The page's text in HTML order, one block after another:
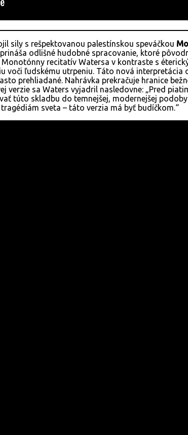
sily s rešpektovanou palestínskou speváčkou
odlišné hudobné spracovanie, ktoré
recitatív Watersa v kontraste s
voči ľudskému utrpeniu. Táto nová
prehliadané. Nahrávka prekračuje hranice
verzie sa Waters vyjadril nasledovne: „Pred
túto skladbu do temnejšej, modernejšej
sveta – táto verzia má byť budíčkom.“